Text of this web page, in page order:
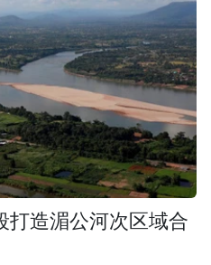
打造湄公河次区域合